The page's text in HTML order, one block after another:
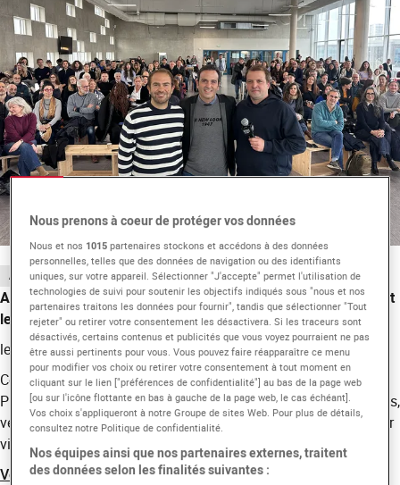
ACTUALITÉ
Anthony Lancret et Pierre Laugier (HPI, Flashback) partagent
leur vision de la production audiovisuelle à EICAR Paris
le 17/11/2025
Ce nouveau rendez-vous a mis à l’honneur Anthony Lancret et
Pierre Laugier, producteurs délégués chez Itinéraire Productions,
venus échanger autour de leur métier, de leurs projets et de leur
vision de l’industrie.
Voir l'article
Nous prenons à coeur de protéger vos données
Nous et nos 1015 partenaires stockons et accédons à des données
personnelles, telles que des données de navigation ou des identifiants
uniques, sur votre appareil. Sélectionner "J'accepte" permet l'utilisation de
technologies de suivi pour soutenir les objectifs indiqués sous "nous et nos
partenaires traitons les données pour fournir", tandis que sélectionner "Tout
rejeter" ou retirer votre consentement les désactivera. Si les traceurs sont
désactivés, certains contenus et publicités que vous voyez pourraient ne pas
être aussi pertinents pour vous. Vous pouvez faire réapparaître ce menu
pour modifier vos choix ou retirer votre consentement à tout moment en
cliquant sur le lien ["préférences de confidentialité"] au bas de la page web
[ou sur l'icône flottante en bas à gauche de la page web, le cas échéant].
Vos choix s'appliqueront à notre Groupe de sites Web. Pour plus de détails,
consultez notre Politique de confidentialité.
Nos équipes ainsi que nos partenaires externes, traitent
des données selon les finalités suivantes :